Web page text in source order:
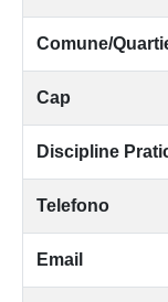
Comune/
Cap
Discipline
Telefono
Email